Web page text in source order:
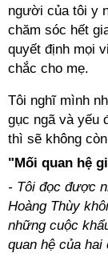
người của tôi y
chăm sóc hết
quyết định mọi
chắc cho mẹ.
Tôi nghĩ mình
gục ngã và yếu
thì sẽ không
"Mối quan hệ
- Tôi đọc được
Hoàng Thùy
những cuộc
quan hệ của hai